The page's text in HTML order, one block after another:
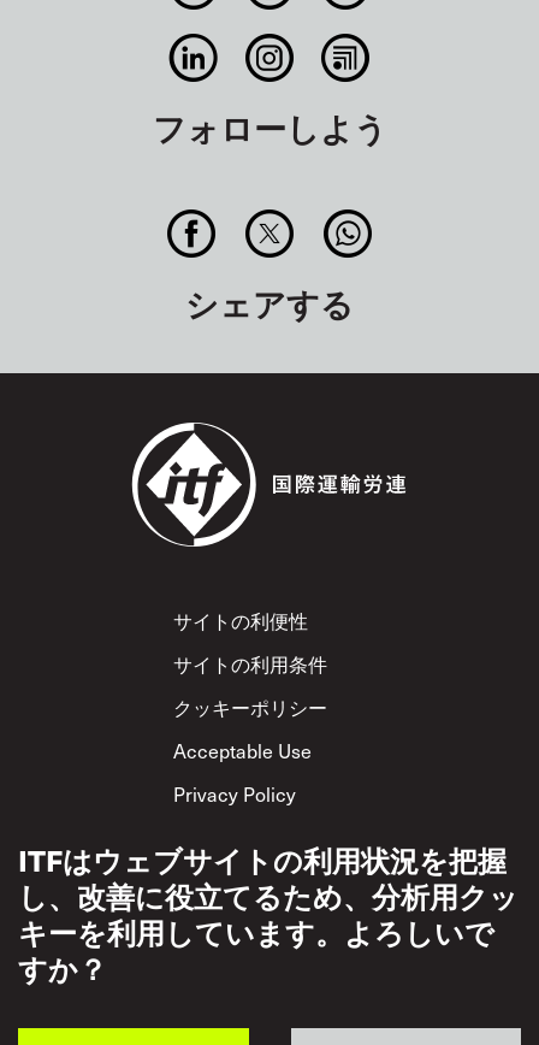
フォローしよう
シェアする
Footer
サイトの利便性
サイトの利用条件
クッキーポリシー
Acceptable Use
Privacy Policy
ITFはウェブサイトの利用状況を把握
し、改善に役立てるため、分析用クッ
キーを利用しています。よろしいで
すか？